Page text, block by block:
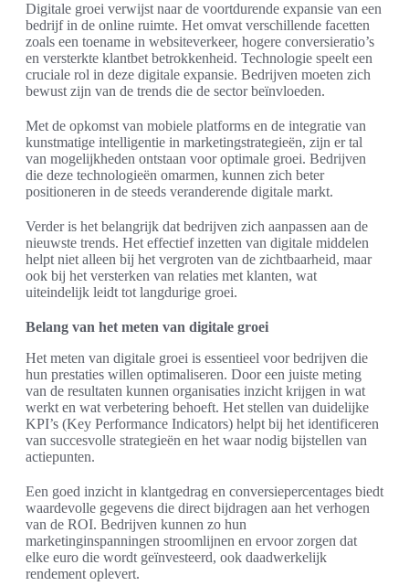
Digitale groei verwijst naar de voortdurende expansie van een
bedrijf in de online ruimte. Het omvat verschillende facetten
zoals een toename in websiteverkeer, hogere conversieratio’s
en versterkte klantbet betrokkenheid. Technologie speelt een
cruciale rol in deze digitale expansie. Bedrijven moeten zich
bewust zijn van de trends die de sector beïnvloeden.
Met de opkomst van mobiele platforms en de integratie van
kunstmatige intelligentie in marketingstrategieën, zijn er tal
van mogelijkheden ontstaan voor optimale groei. Bedrijven
die deze technologieën omarmen, kunnen zich beter
positioneren in de steeds veranderende digitale markt.
Verder is het belangrijk dat bedrijven zich aanpassen aan de
nieuwste trends. Het effectief inzetten van digitale middelen
helpt niet alleen bij het vergroten van de zichtbaarheid, maar
ook bij het versterken van relaties met klanten, wat
uiteindelijk leidt tot langdurige groei.
Belang van het meten van digitale groei
Het meten van digitale groei is essentieel voor bedrijven die
hun prestaties willen optimaliseren. Door een juiste meting
van de resultaten kunnen organisaties inzicht krijgen in wat
werkt en wat verbetering behoeft. Het stellen van duidelijke
KPI’s (Key Performance Indicators) helpt bij het identificeren
van succesvolle strategieën en het waar nodig bijstellen van
actiepunten.
Een goed inzicht in klantgedrag en conversiepercentages biedt
waardevolle gegevens die direct bijdragen aan het verhogen
van de ROI. Bedrijven kunnen zo hun
marketinginspanningen stroomlijnen en ervoor zorgen dat
elke euro die wordt geïnvesteerd, ook daadwerkelijk
rendement oplevert.